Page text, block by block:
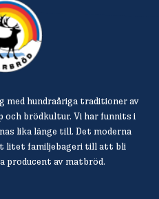
hundraåriga traditioner av
brödkultur. Vi har funnits i
lika länge till. Det moderna
litet familjebageri till att bli
producent av matbröd.